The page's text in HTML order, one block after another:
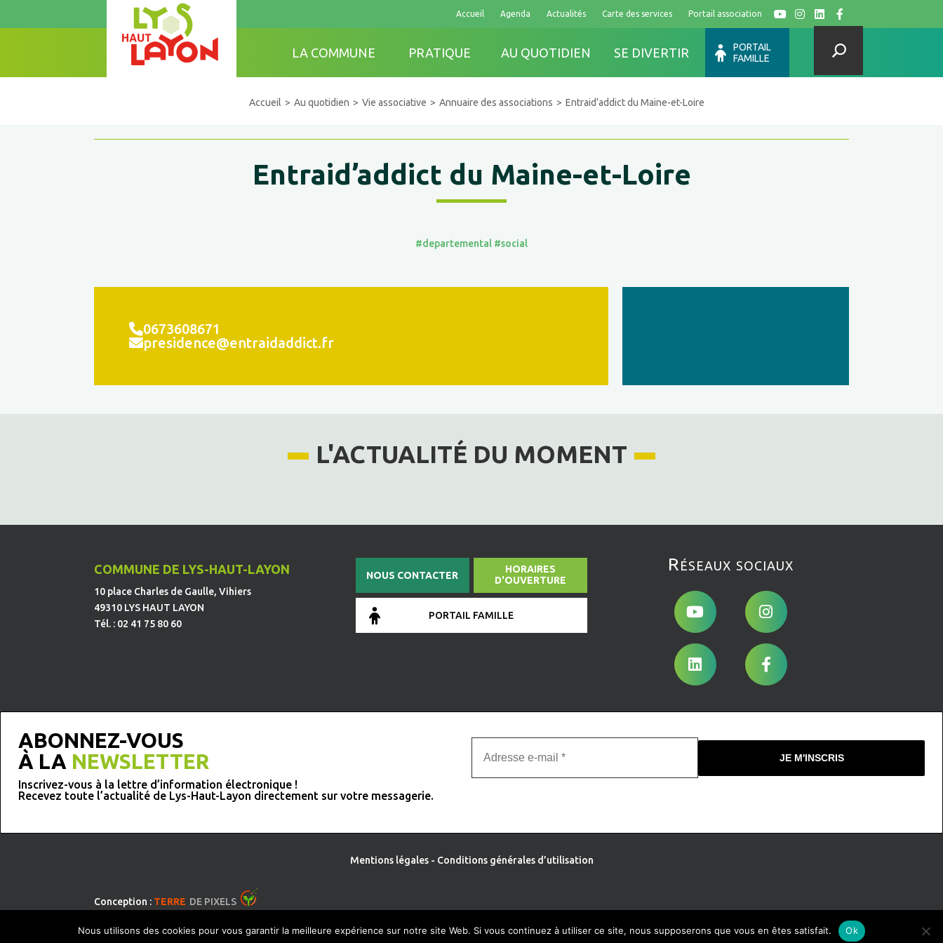
Accueil Agenda Actualités Carte des services Portail association Y I L F
LA COMMUNE PRATIQUE AU QUOTIDIEN SE DIVERTIR
PORTAIL
FAMILLE
Accueil Au quotidien Vie associative Annuaire des associations Entraid’addict du Maine-et-Loire
Entraid’addict du Maine-et-Loire
#departemental #social
0673608671
presidence@entraidaddict.fr
L'ACTUALITÉ DU MOMENT
COMMUNE DE LYS-HAUT-LAYON
10 place Charles de Gaulle, Vihiers
49310 LYS HAUT LAYON
Tél. : 02 41 75 80 60
NOUS CONTACTER
HORAIRES
D'OUVERTURE
PORTAIL FAMILLE
Réseaux sociaux
ABONNEZ-VOUS
À LA NEWSLETTER
Inscrivez-vous à la lettre d’information électronique !
Recevez toute l’actualité de Lys-Haut-Layon directement sur votre messagerie.
Mentions légales- Conditions générales d’utilisation
Conception : TERRE DE PIXELS
Nous utilisons des cookies pour vous garantir la meilleure expérience sur notre site Web. Si vous continuez à utiliser ce site, nous supposerons que vous en êtes satisfait. Ok